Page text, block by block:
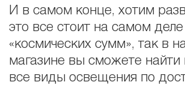
И в самом конце, хотим
это все стоит на самом деле
«космических сумм», так в
магазине вы сможете найти
все виды освещения по